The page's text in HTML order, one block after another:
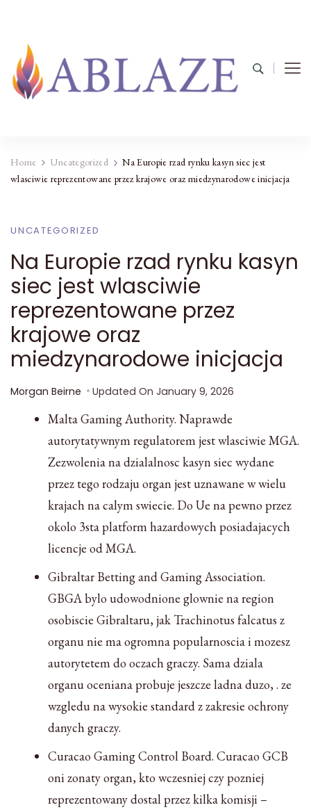
Home Uncategorized
Na Europie rzad rynku kasyn siec jest
wlasciwie reprezentowane przez krajowe oraz miedzynarodowe inicjacja
UNCATEGORIZED
Na Europie rzad rynku kasyn
siec jest wlasciwie
reprezentowane przez
krajowe oraz
miedzynarodowe inicjacja
Morgan Beirne Updated On January 9, 2026
Malta Gaming Authority. Naprawde
autorytatywnym regulatorem jest wlasciwie MGA.
Zezwolenia na dzialalnosc kasyn siec wydane
przez tego rodzaju organ jest uznawane w wielu
krajach na calym swiecie. Do Ue na pewno przez
okolo 3sta platform hazardowych posiadajacych
licencje od MGA.
Gibraltar Betting and Gaming Association.
GBGA bylo udowodnione glownie na region
osobiscie Gibraltaru, jak Trachinotus falcatus z
organu nie ma ogromna popularnoscia i mozesz
autorytetem do oczach graczy. Sama dziala
organu oceniana probuje jeszcze ladna duzo, . ze
wzgledu na wysokie standard z zakresie ochrony
danych graczy.
Curacao Gaming Control Board. Curacao GCB
oni zonaty organ, kto wczesniej czy pozniej
reprezentowany dostal przez kilka komisji –